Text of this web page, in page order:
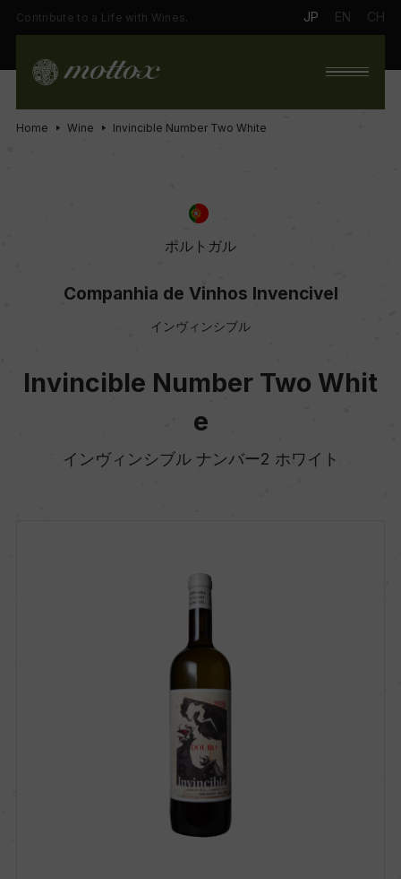
Contribute to a Life with Wines. JP EN CH
Home Wine Invincible Number Two White
ポルトガル
Companhia de Vinhos Invencivel
インヴィンシブル
Invincible Number Two Whit
e
インヴィンシブル ナンバー2 ホワイト